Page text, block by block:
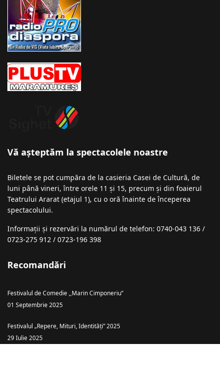
Vă așteptăm la spectacolele noastre
Biletele se pot cumpăra de la casieria Casei de Cultură, de
luni până vineri, între orele 11 și 15, precum și din foaierul
Teatrului Ararat (etajul 1), cu o oră înainte de începerea
spectacolului.
Informații şi rezervări la numărul de telefon: 0740-043 136 /
0723-275 912 / 0723-196 398
Recomandări
Festivalul de Comedie ,,Marin Cimponeriu”
01 Septembrie 2025
Festivalul „Repere, Mituri, Identități” 2025
29 Iulie 2025